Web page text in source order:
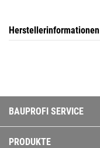
Herstellerinformationen
BAUPROFI SERVICE
PRODUKTE